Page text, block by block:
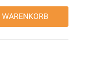
WARENKORB